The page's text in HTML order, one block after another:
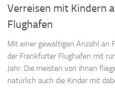
Verreisen mit Kindern
Flughafen
Mit einer gewaltigen Anzahl an
der Frankfurter Flughafen mit
Jahr. Die meisten von ihnen
natürlich auch die Kinder mit